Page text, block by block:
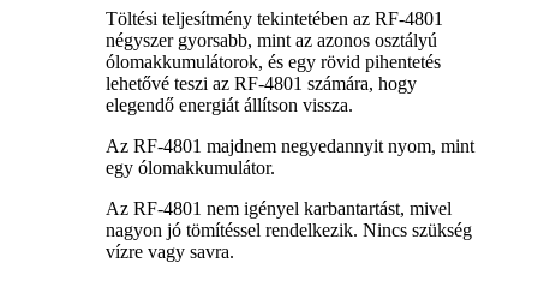
Töltési teljesítmény tekintetében az RF-4801
négyszer gyorsabb, mint az azonos osztályú
ólomakkumulátorok, és egy rövid pihentetés
lehetővé teszi az RF-4801 számára, hogy
elegendő energiát állítson vissza.
Az RF-4801 majdnem negyedannyit nyom, mint
egy ólomakkumulátor.
Az RF-4801 nem igényel karbantartást, mivel
nagyon jó tömítéssel rendelkezik. Nincs szükség
vízre vagy savra.